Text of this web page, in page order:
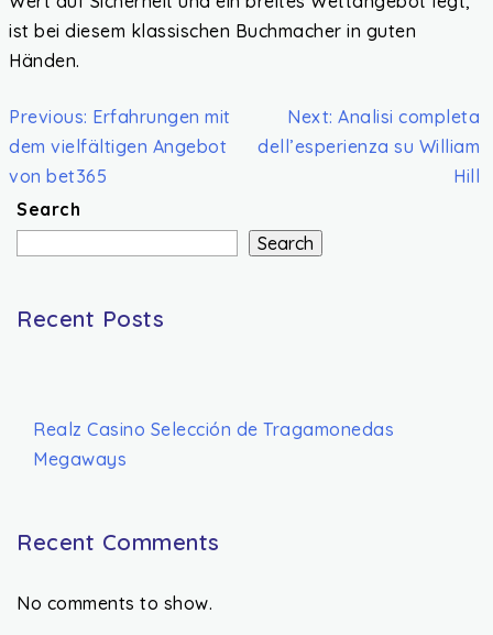
ist bei diesem klassischen Buchmacher in guten
Händen.
Previous: Erfahrungen mit
dem vielfältigen Angebot
von bet365
Next: Analisi completa
dell’esperienza su William
Hill
Search
Search
Recent Posts
Realz Casino Selección de Tragamonedas
Megaways
Recent Comments
No comments to show.